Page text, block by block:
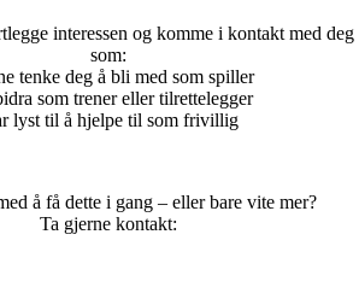
interessen og komme i kontakt med deg
som:
tenke deg å bli med som spiller
som trener eller tilrettelegger
lyst til å hjelpe til som frivillig
å få dette i gang – eller bare vite mer?
Ta gjerne kontakt: